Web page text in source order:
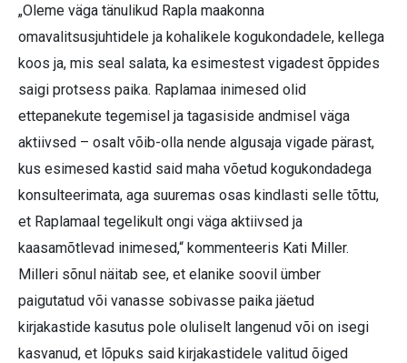
„Oleme väga tänulikud Rapla maakonna
omavalitsusjuhtidele ja kohalikele kogukondadele, kellega
koos ja, mis seal salata, ka esimestest vigadest õppides
saigi protsess paika. Raplamaa inimesed olid
ettepanekute tegemisel ja tagasiside andmisel väga
aktiivsed – osalt võib-olla nende algusaja vigade pärast,
kus esimesed kastid said maha võetud kogukondadega
konsulteerimata, aga suuremas osas kindlasti selle tõttu,
et Raplamaal tegelikult ongi väga aktiivsed ja
kaasamõtlevad inimesed,“ kommenteeris Kati Miller.
Milleri sõnul näitab see, et elanike soovil ümber
paigutatud või vanasse sobivasse paika jäetud
kirjakastide kasutus pole oluliselt langenud või on isegi
kasvanud, et lõpuks said kirjakastidele valitud õiged